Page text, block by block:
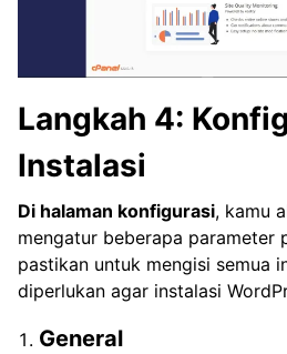
Langkah 4:
Instalasi
Di halaman konfigurasi, kamu
mengatur beberapa parameter
pastikan untuk mengisi semua
diperlukan agar instalasi
General